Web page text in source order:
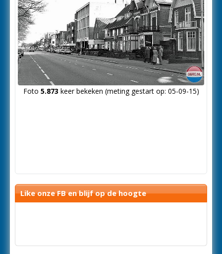
Foto 5.873 keer bekeken (meting gestart op: 05-09-15)
Like onze FB en blijf op de hoogte